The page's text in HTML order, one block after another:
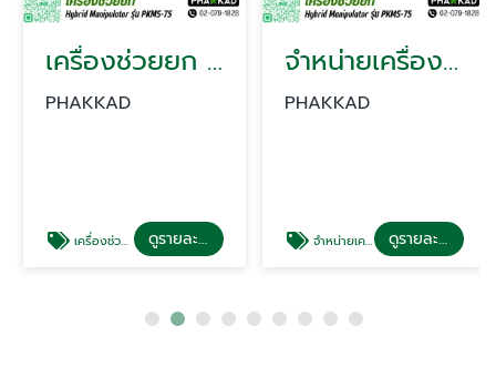
เครื่องช่วยยก Hybrid Manipulator
PHAKKAD
เครื่องช่วยยก Hybrid Manipulator ดูรายละเอียด
จำหน่ายเครื่องช่วยยก
PHAKKAD
จำหน่ายเครื่องช่วยยก ดูรายละเอียด